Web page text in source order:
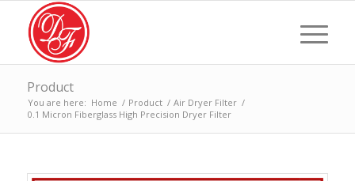
Product
You are here: Home / Product / Air Dryer Filter /
0.1 Micron Fiberglass High Precision Dryer Filter